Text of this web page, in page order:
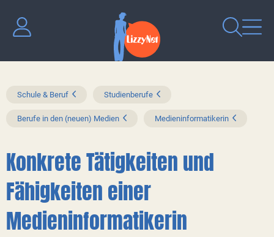
Schule & Beruf Studienberufe
Berufe in den (neuen) Medien Medieninformatikerin
Konkrete Tätigkeiten und
Fähigkeiten einer
Medieninformatikerin